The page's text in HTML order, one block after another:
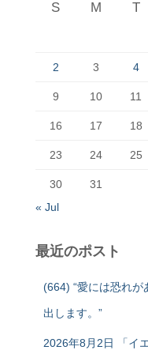
S M T
2 3 4
9 10 11
16 17 18
23 24 25
30
31
« Jul
最近のポスト
(664) “愛には恐れが
出します。”
2026年8月2日 「イ